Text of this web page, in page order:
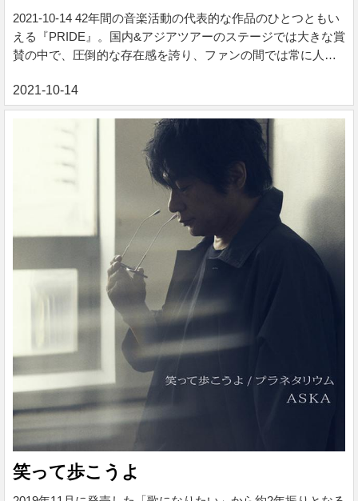
2021-10-14 42年間の音楽活動の代表的な作品のひとつともい
える『PRIDE』。国内&アジアツアーのステージでは大きな賞
賛の中で、圧倒的な存在感を誇り、ファンの間では常に人気
授けたいというASKAの意思のもと、ASKAソロとして2021年
度版のリメイク&NEWレコーディングを実施。32年の歳月と
いくつもの思いを越えて、音楽ファン待望の初のシングルカ
ットとなる『PRIDE』が誕生する。 アーティスト ASKA 発売
日 2021/10/14 レーベル DADA label 価格 ¥ 1,430税込 各曲¥
255税込 ※ご購入手続...
笑って歩こうよ